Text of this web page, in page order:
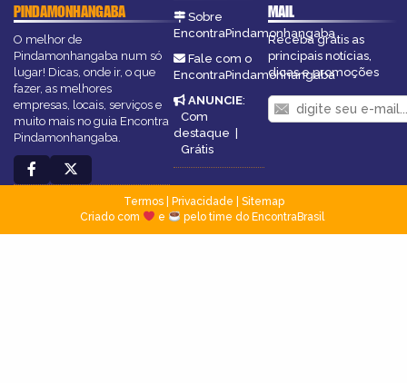
PINDAMONHANGABA
O melhor de
Pindamonhangaba num só
lugar! Dicas, onde ir, o que
fazer, as melhores
empresas, locais, serviços e
muito mais no guia Encontra
Pindamonhangaba.
Sobre
EncontraPindamonhangaba
Fale com o
EncontraPindamonhangaba
ANUNCIE:
Com
destaque |
Grátis
MAIL
Receba grátis as
principais notícias,
dicas e promoções
Termos| Privacidade
Sitemap
Criado com
e pelo time do EncontraBrasil